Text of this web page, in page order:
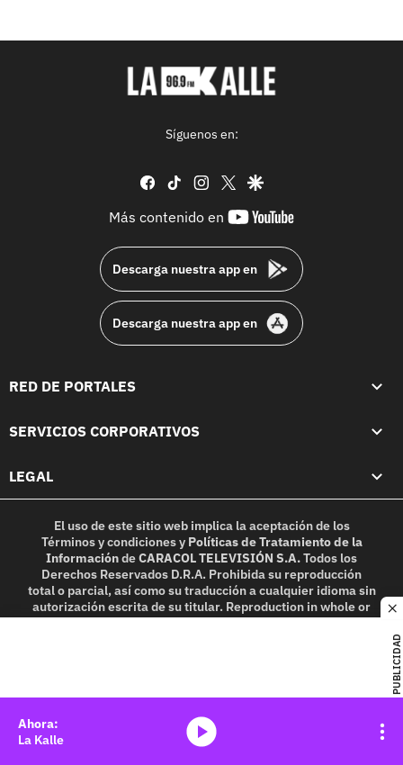
PUBLICIDAD
Síguenos en:
facebook
tiktok instagram
twittergoogle
Más contenido en
youtube-
Descarga nuestra app en
Descarga nuestra app en
RED DE PORTALES
SERVICIOS CORPORATIVOS
LEGAL
El uso de este sitio web implica la aceptación de los
Términos y condicionesy Políticas de Tratamiento de la
InformacióndeCARACOL TELEVISIÓN S.A.Todos los
Derechos Reservados D.R.A. Prohibida su reproducción
total o parcial, así como su traducción a cualquier idioma sin
autorización escrita de su titular. Reproduction in whole or
in part, or translation without written permission is
La Kalle